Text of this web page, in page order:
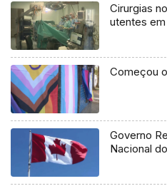
Cirurgias
utentes
Começou
Governo
Nacional